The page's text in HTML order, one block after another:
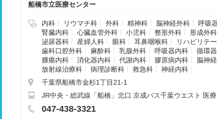
船橋市立医療センター
内科 リウマチ科 外科 精神科 脳神経外科
呼吸
腎臓内科
心臓血管外科 小児科 整形外科
形成外科
泌尿器科
産婦人科 眼科 耳鼻咽喉科
リハビリテ
歯科口腔外科
麻酔科 乳腺外科 呼吸器内科
循環
腫瘍内科
消化器内科 代謝内科 膠原病内科
脳神
放射線治療科
病理診断科 救急科
神経内科
千葉県船橋市金杉1丁目21-1
JR中央・総武線「船橋」北口 京成バス千葉ウエスト 医
047-438-3321